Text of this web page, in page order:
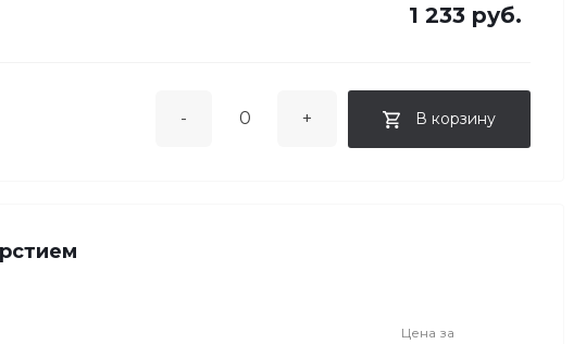
1 233 руб.
- + В корзину
Цена за